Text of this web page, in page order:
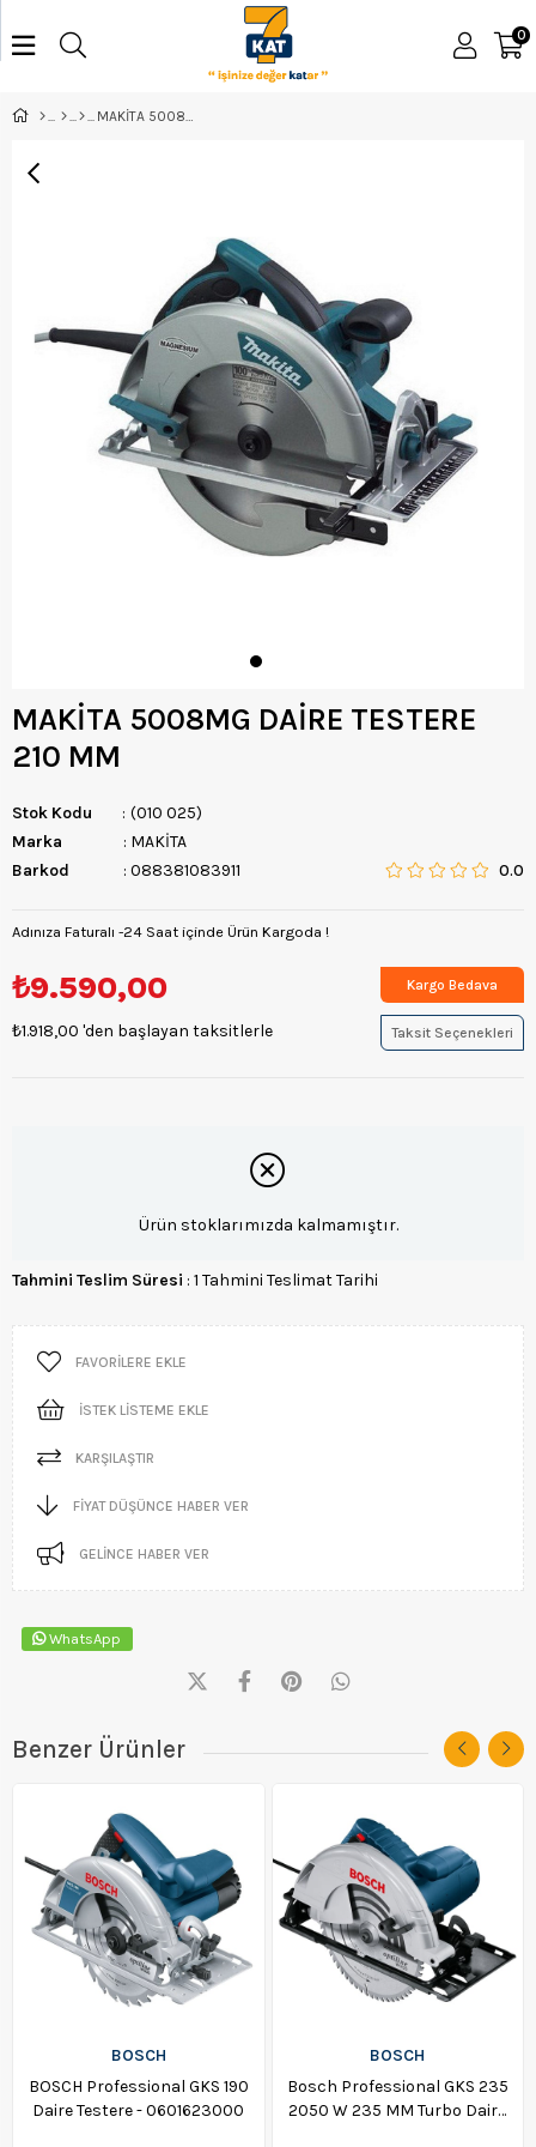
0
MAKİTA 5008MG DAİRE TESTERE
210 MM
Stok Kodu
(010 025)
Marka
: MAKİTA
Barkod
: 088381083911 0.0
Adınıza Faturalı -24 Saat içinde Ürün Kargoda !
₺9.590,00
₺1.918,00 'den başlayan taksitlerle
Kargo Bedava
Taksit Seçenekleri
Ürün stoklarımızda kalmamıştır.
Tahmini Teslim Süresi : 1 Tahmini Teslimat Tarihi
FAVORILERE EKLE
İSTEK LISTEME EKLE
KARŞILAŞTIR
FIYAT DÜŞÜNCE HABER VER
GELINCE HABER VER
WhatsApp
Benzer Ürünler
BOSCH
BOSCH Professional GKS 190
Daire Testere - 0601623000
BOSCH
Bosch Professional GKS 235
2050 W 235 MM Turbo Daire